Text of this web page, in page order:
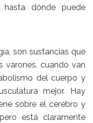
hasta dónde puede
son sustancias que
varones, cuando van
del cuerpo y
mejor. Hay
sobre el cerebro y
está claramente